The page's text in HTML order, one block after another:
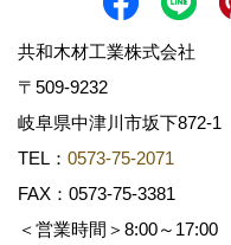
共和木材工業株式会社
〒509-9232
岐阜県中津川市坂下872‐1
TEL： 0573-75-2071
FAX：0573-75-3381
＜営業時間＞8:00～17:00